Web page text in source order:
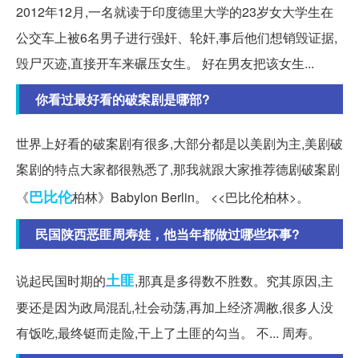
2012年12月,一名就读于印度德里大学的23岁女大学生在
公交车上被6名男子进行强奸、轮奸,事后他们想销毁证据,
毁尸灭迹,直接开车来碾压女生。 好在男友把该女生...
你看过最好看的破案剧是哪部?
世界上好看的破案剧有很多,大部分都是以美剧为主,美剧破
案剧的特点大家都很熟悉了,那我就跟大家推荐德剧破案剧
《巴比伦柏林》Babylon Berlin。 <<巴比伦柏林>。
民国陕西恶匪周寿娃，他当年都做过哪些坏事?
说起民国时期的土匪,那真是多得数不胜数。究其原因,主
要还是因为政局混乱,社会动荡,再加上经济凋敝,很多人没
有饭吃,最终铤而走险,干上了土匪的勾当。 不... 周寿。